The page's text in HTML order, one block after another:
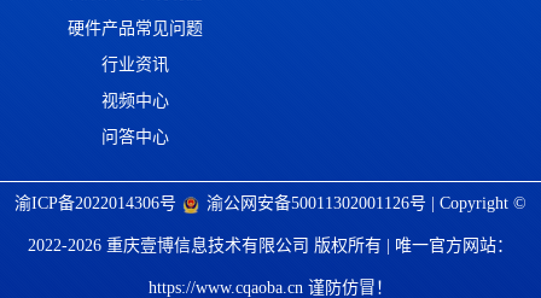
硬件产品常见问题
行业资讯
视频中心
问答中心
渝ICP备2022014306号 渝公网安备50011302001126号 | Copyright ©
2022-2026 重庆壹博信息技术有限公司 版权所有 | 唯一官方网站：
https://www.cqaoba.cn 谨防仿冒！